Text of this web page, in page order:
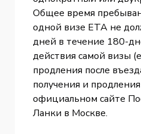
Общее время
одной визе ETA не
дней в течение 180-
действия самой визы
продления после
получения и
официальном сайте
Ланки в Москве.